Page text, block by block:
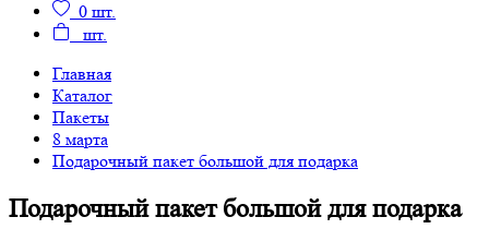
0 шт.
шт.
Главная
Каталог
Пакеты
8 марта
Подарочный пакет большой для подарка
Подарочный пакет большой для подарка